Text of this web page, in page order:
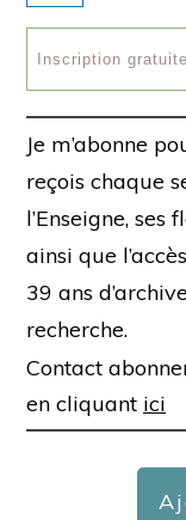
Je m’abonne
reçois chaque
l’Enseigne,
ainsi que
39 ans
recherche.
Contact
en cliquant ici